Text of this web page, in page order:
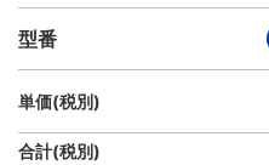
型番
単価(税別)
合計(税別)